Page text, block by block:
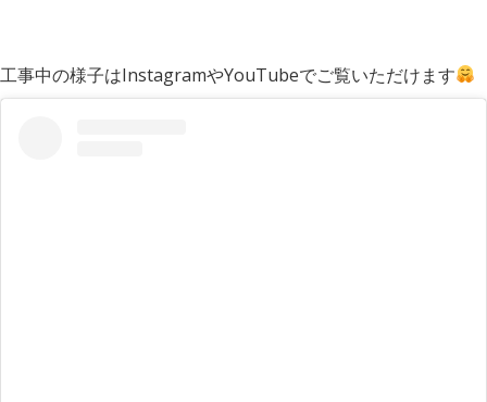
工事中の様子はInstagramやYouTubeでご覧いただけます